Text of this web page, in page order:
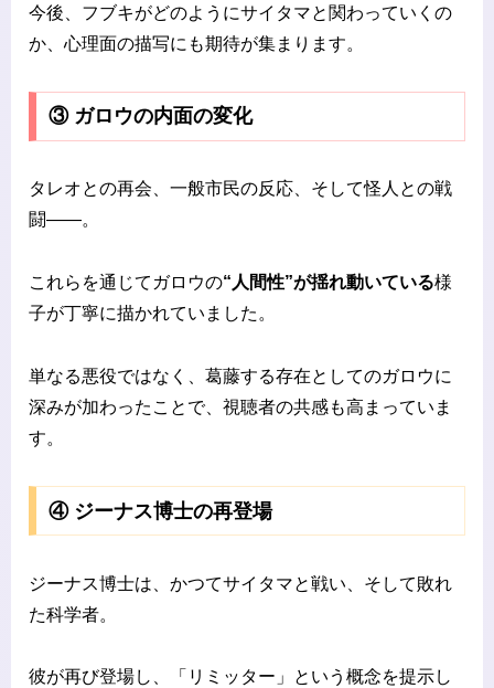
今後、フブキがどのようにサイタマと関わっていくの
か、心理面の描写にも期待が集まります。
③ ガロウの内面の変化
タレオとの再会、一般市民の反応、そして怪人との戦
闘――。
これらを通じてガロウの“人間性”が揺れ動いている様
子が丁寧に描かれていました。
単なる悪役ではなく、葛藤する存在としてのガロウに
深みが加わったことで、視聴者の共感も高まっていま
す。
④ ジーナス博士の再登場
ジーナス博士は、かつてサイタマと戦い、そして敗れ
た科学者。
彼が再び登場し、「リミッター」という概念を提示し